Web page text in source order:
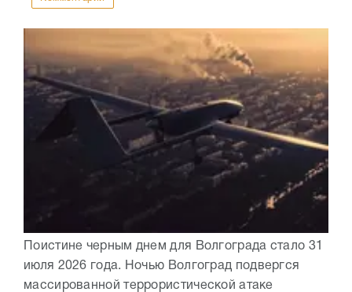
Поистине черным днем для Волгограда стало 31
июля 2026 года. Ночью Волгоград подвергся
массированной террористической атаке